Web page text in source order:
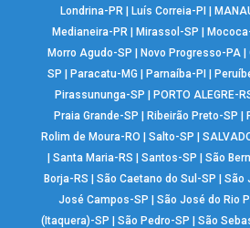
Londrina-PR| Luís Correia-PI
Medianeira-PR
Mirassol-SP
Morro Agudo-SP
Novo Progresso-PA |
SP
Paracatu-MG Parnaíba-PI
Pirassununga-SP
PORTO ALEGRE-
Praia Grande-SP
Ribeirão Preto-SP
Rolim de Moura-RO
Salto-SP
|Santa Maria-RS |Santos-SP |São
Borja-RS
|São Caetano do Sul-SP |São
José Campos-SP
|São José do Rio
(Itaquera)-SP
|São Pedro-SP |São